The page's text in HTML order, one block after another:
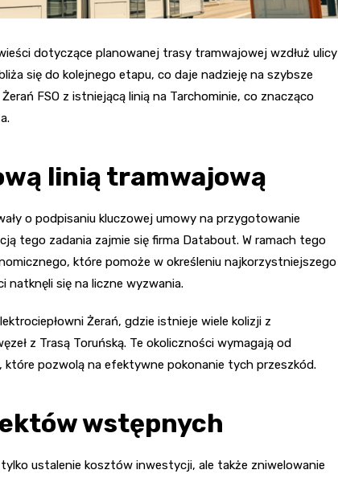
dotyczące planowanej trasy tramwajowej wzdłuż ulicy
się do kolejnego etapu, co daje nadzieję na szybsze
FSO z istniejącą linią na Tarchominie, co znacząco
linią tramwajową
o podpisaniu kluczowej umowy na przygotowanie
tego zadania zajmie się firma Databout. W ramach tego
które pomoże w określeniu najkorzystniejszego
natknęli się na liczne wyzwania.
Żerań, gdzie istnieje wiele kolizji z
z Trasą Toruńską. Te okoliczności wymagają od
pozwolą na efektywne pokonanie tych przeszkód.
wstępnych
ustalenie kosztów inwestycji, ale także zniwelowanie